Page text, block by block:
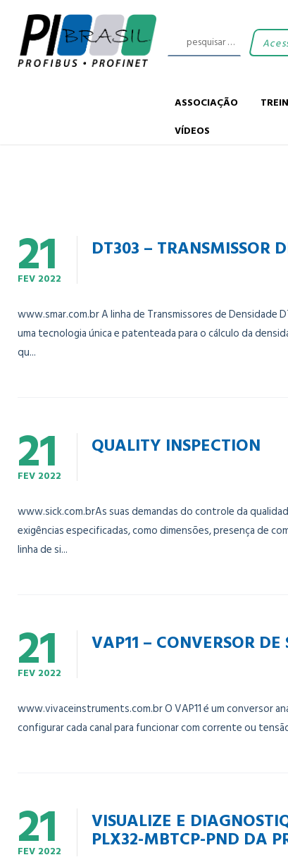
ASSOCIAÇÃO
VÍDEOS
21
FEV 2022
DT303 – TRANSMISSOR
www.smar.com.br A linha de Transmissores de
uma tecnologia única e patenteada para o cálculo da
qu...
21
FEV 2022
QUALITY INSPECTION
www.sick.com.brAs suas demandas do controle da
exigências especificadas, como dimensões, presença de
linha de si...
21
FEV 2022
VAP11 – CONVERSOR
www.vivaceinstruments.com.br O VAP11 é um conversor
configurar cada canal para funcionar com corrente ou
21
FEV 2022
VISUALIZE E
PLX32-MBTCP-PND DA